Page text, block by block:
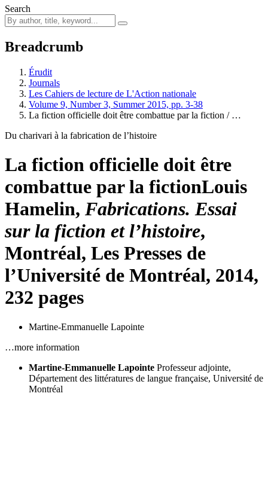
Search
Breadcrumb
Érudit
Journals
Les Cahiers de lecture de L'Action nationale
Volume 9, Number 3, Summer 2015, pp. 3-38
La fiction officielle doit être combattue par la fiction / …
Du charivari à la fabrication de l’histoire
La fiction officielle doit être
combattue par la fictionLouis
Hamelin, Fabrications. Essai
sur la fiction et l’histoire,
Montréal, Les Presses de
l’Université de Montréal, 2014,
232 pages
Martine-Emmanuelle Lapointe
…more information
Martine-Emmanuelle Lapointe Professeur adjointe,
Département des littératures de langue française, Université de
Montréal